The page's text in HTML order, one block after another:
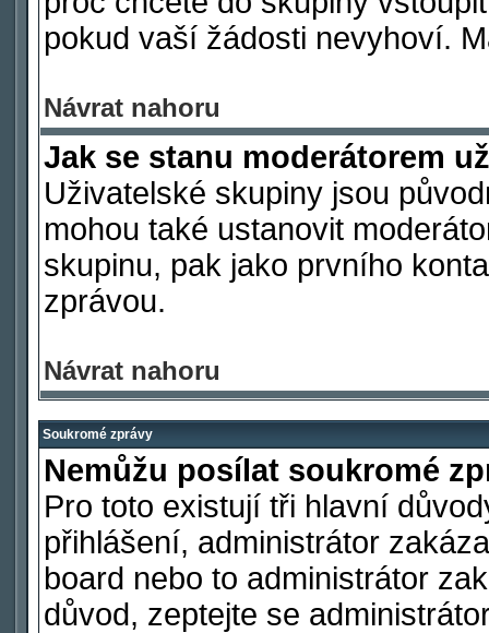
pokud vaší žádosti nevyhoví.
Návrat nahoru
Jak se stanu moderátorem
Uživatelské skupiny jsou
mohou také ustanovit
skupinu, pak jako prvního
zprávou.
Návrat nahoru
Soukromé zprávy
Nemůžu posílat soukromé
Pro toto existují tři hlavní
přihlášení, administrátor
board nebo to administrátor
důvod, zeptejte se